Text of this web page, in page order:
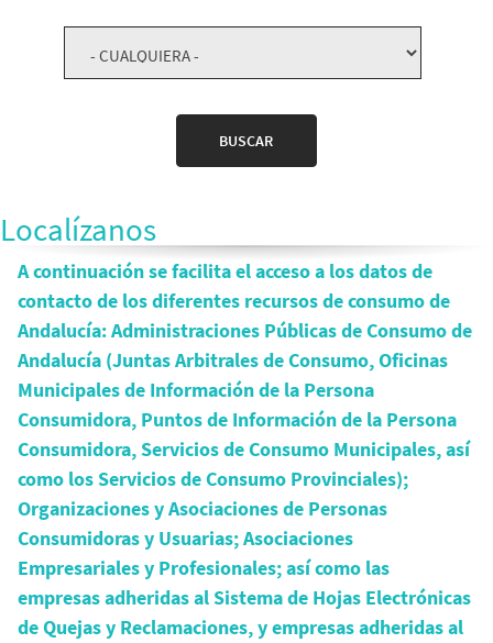
Localízanos
A continuación se facilita el acceso a los datos de
contacto de los diferentes recursos de consumo de
Andalucía: Administraciones Públicas de Consumo de
Andalucía (Juntas Arbitrales de Consumo, Oficinas
Municipales de Información de la Persona
Consumidora, Puntos de Información de la Persona
Consumidora, Servicios de Consumo Municipales, así
como los Servicios de Consumo Provinciales);
Organizaciones y Asociaciones de Personas
Consumidoras y Usuarias; Asociaciones
Empresariales y Profesionales; así como las
empresas adheridas al Sistema de Hojas Electrónicas
de Quejas y Reclamaciones, y empresas adheridas al